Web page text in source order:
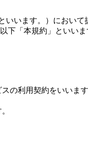
います。）におい
「本規約」といいま
の利用契約をいいます